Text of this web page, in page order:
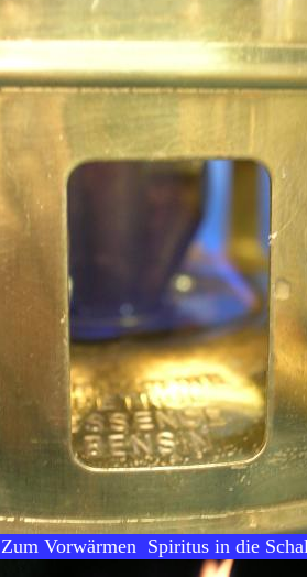
Zum Vorwärmen Spiritus in die